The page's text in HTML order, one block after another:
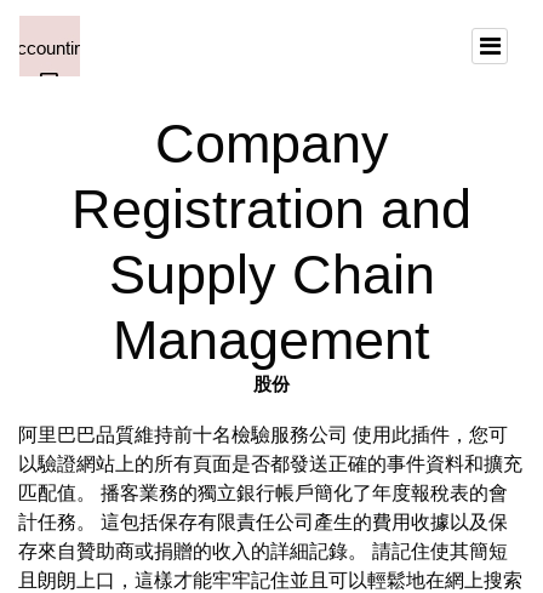
Company
Registration and
Supply Chain
Management
股份
阿里巴巴品質維持前十名檢驗服務公司 使用此插件，您可
以驗證網站上的所有頁面是否都發送正確的事件資料和擴充
匹配值。 播客業務的獨立銀行帳戶簡化了年度報稅表的會
計任務。 這包括保存有限責任公司產生的費用收據以及保
存來自贊助商或捐贈的收入的詳細記錄。 請記住使其簡短
且朗朗上口，這樣才能牢牢記住並且可以輕鬆地在網上搜索